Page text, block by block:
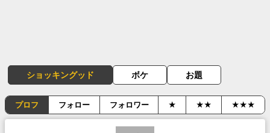
ショッキングッド ボケ お題
プロフ フォロー フォロワー ★ ★★ ★★★